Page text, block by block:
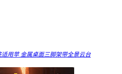
适用苹 金属桌面三脚架带全景云台